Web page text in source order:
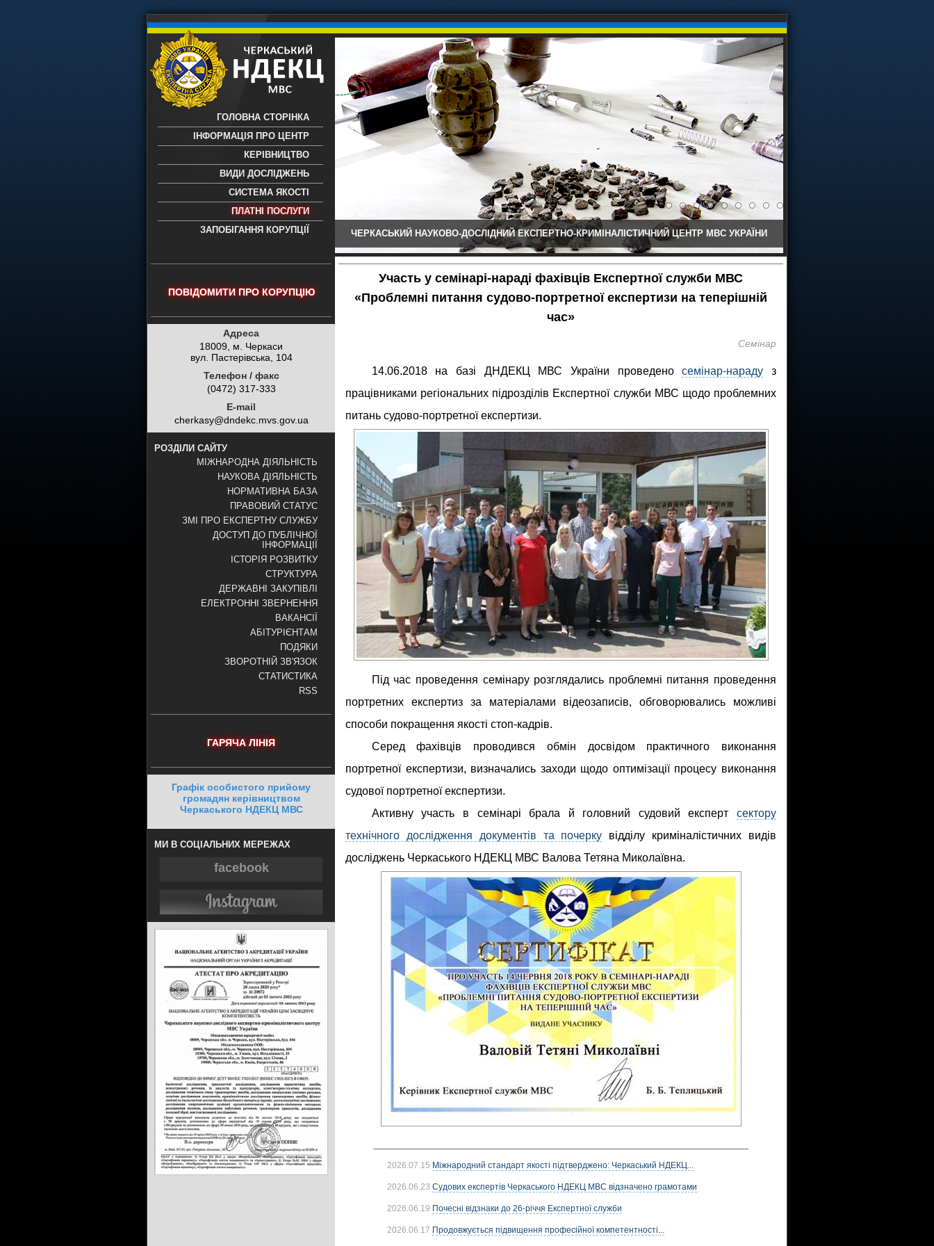
науково-дослідний експертно-
- проведення всих видів судових
експертиз
ГОЛОВНА СТОРІНКА
ІНФОРМАЦІЯ ПРО ЦЕНТР
КЕРІВНИЦТВО
ВИДИ ДОСЛІДЖЕНЬ
СИСТЕМА ЯКОСТІ
ПЛАТНІ ПОСЛУГИ
ЗАПОБІГАННЯ КОРУПЦІЇ
ЧЕРКАСЬКИЙ НАУКОВО-ДОСЛІДНИЙ ЕКСПЕРТНО-КРИМІНАЛІСТИЧНИЙ ЦЕНТР МВС УКРАЇНИ
ПОВІДОМИТИ ПРО КОРУПЦІЮ
Адреса
18009, м. Черкаси
вул. Пастерівська, 104
Телефон / факс
(0472) 317-333
E-mail
cherkasy@dndekc.mvs.gov.ua
РОЗДІЛИ САЙТУ
МІЖНАРОДНА ДІЯЛЬНІСТЬ
НАУКОВА ДІЯЛЬНІСТЬ
НОРМАТИВНА БАЗА
ПРАВОВИЙ СТАТУС
ЗМІ ПРО ЕКСПЕРТНУ СЛУЖБУ
ДОСТУП ДО ПУБЛІЧНОЇ
ІНФОРМАЦІЇ
ІСТОРІЯ РОЗВИТКУ
СТРУКТУРА
ДЕРЖАВНІ ЗАКУПІВЛІ
ЕЛЕКТРОННІ ЗВЕРНЕННЯ
ВАКАНСІЇ
АБІТУРІЄНТАМ
ПОДЯКИ
ЗВОРОТНІЙ ЗВ'ЯЗОК
СТАТИСТИКА
RSS
ГАРЯЧА ЛІНІЯ
Графік особистого прийому
громадян керівництвом
Черкаського НДЕКЦ МВС
МИ В СОЦІАЛЬНИХ МЕРЕЖАХ
facebook
Участь у семінарі-нараді фахівців Експертної служби МВС
«Проблемні питання судово-портретної експертизи на теперішній
час»
Семінар
14.06.2018 на базі ДНДЕКЦ МВС України проведеносемінар-нараду з
працівниками регіональних підрозділів Експертної служби МВС щодо проблемних
питань судово-портретної експертизи.
Під час проведення семінару розглядались проблемні питання проведення
портретних експертиз за матеріалами відеозаписів, обговорювались можливі
способи покращення якості стоп-кадрів.
Серед фахівців проводився обмін досвідом практичного виконання
портретної експертизи, визначались заходи щодо оптимізації процесу виконання
судової портретної експертизи.
Активну участь в семінарі брала й головний судовий експерт сектору
технічного дослідження документів та почерку відділу криміналістичних видів
досліджень Черкаського НДЕКЦ МВС Валова Тетяна Миколаївна.
2026.07.15 Міжнародний стандарт якості підтверджено: Черкаський НДЕКЦ...
2026.06.23 Судових експертів Черкаського НДЕКЦ МВС відзначено грамотами
2026.06.19 Почесні відзнаки до 26-річчя Експертної служби
2026.06.17 Продовжується підвищення професійної компетентності...